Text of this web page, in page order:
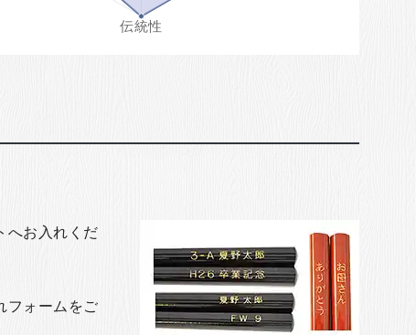
へお入れくだ
フォームをご